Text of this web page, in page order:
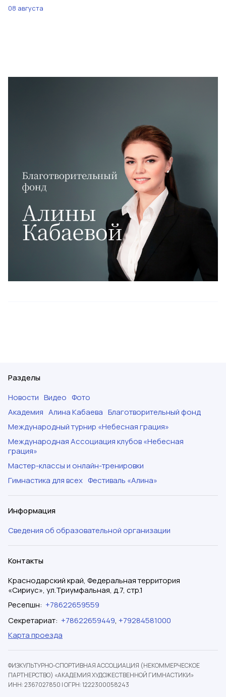
08 августа
Разделы
Новости Видео Фото
Академия Алина Кабаева Благотворительный фонд
Международный турнир «Небесная грация»
Международная Ассоциация клубов «Небесная
грация»
Мастер-классы и онлайн-тренировки
Гимнастика для всех Фестиваль «Алина»
Информация
Сведения об образовательной организации
Контакты
Краснодарский край, Федеральная территория
«Сириус», ул.Триумфальная, д.7, стр.1
Ресепшн: +78622659559
Секретариат: +78622659449, +79284581000
Карта проезда
ФИЗКУЛЬТУРНО-СПОРТИВНАЯ АССОЦИАЦИЯ (НЕКОММЕРЧЕСКОЕ
ПАРТНЕРСТВО) «АКАДЕМИЯ ХУДОЖЕСТВЕННОЙ ГИМНАСТИКИ»
ИНН: 2367027850 |ОГРН: 1222300058243